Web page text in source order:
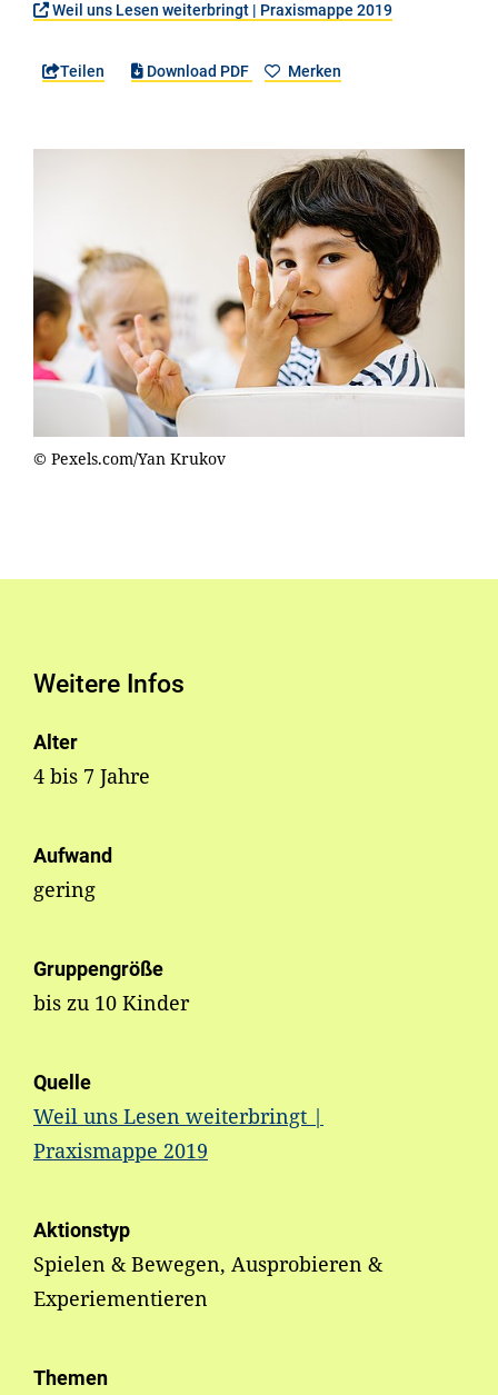
Weil uns Lesen weiterbringt | Praxismappe 2019
Teilen Download PDF Merken
© Pexels.com/Yan Krukov
Weitere Infos
Alter
4 bis 7 Jahre
Aufwand
gering
Gruppengröße
bis zu 10 Kinder
Quelle
Weil uns Lesen weiterbringt |
Praxismappe 2019
Aktionstyp
Spielen & Bewegen, Ausprobieren &
Experiementieren
Themen